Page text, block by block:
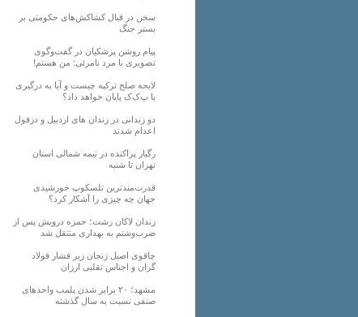
سخن در قبال کشاکش‌های حکومتی بر
بستر جنگ
پیام روشن پزشکیان در گفت‌و‌گوی
تصویری با مرد نامرئی: من هستم!
لایحه صلح ترکیه چیست و آیا به درگیری
با پ‌ک‌ک پایان خواهد داد؟
دو زندانی در زندان های اردبیل و دزفول
اعدام شدند
رگبار پراکنده در نیمه شمالی استان
تهران تا شنبه
قدرت‌مندترین تلسکوپ خورشیدی
جهان چه چیزی را آشکار کرد؟
زندان لاکان رشت؛ حمزه درویش پس از
ضرب‌وشتم به بهداری منتقل شد
چاقوی اصیل زنجان زیر فشار فولاد
گران و اجناس تقلبی ارزان
مشهد؛ ۲۰ برابر شدن پلمب واحدهای
صنفی نسبت به سال گذشته